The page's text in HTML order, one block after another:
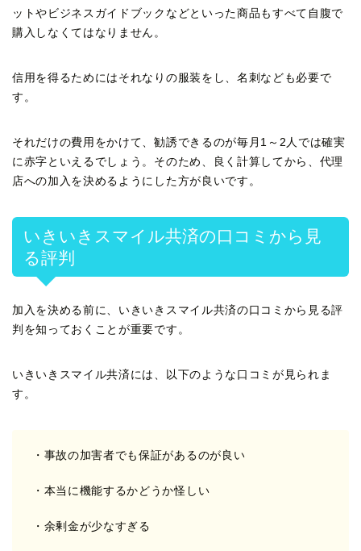
ットやビジネスガイドブックなどといった商品もすべて自腹で
購入しなくてはなりません。
信用を得るためにはそれなりの服装をし、名刺なども必要で
す。
それだけの費用をかけて、勧誘できるのが毎月1～2人では確実
に赤字といえるでしょう。そのため、良く計算してから、代理
店への加入を決めるようにした方が良いです。
いきいきスマイル共済の口コミから見
る評判
加入を決める前に、いきいきスマイル共済の口コミから見る評
判を知っておくことが重要です。
いきいきスマイル共済には、以下のような口コミが見られま
す。
・事故の加害者でも保証があるのが良い
・本当に機能するかどうか怪しい
・余剰金が少なすぎる